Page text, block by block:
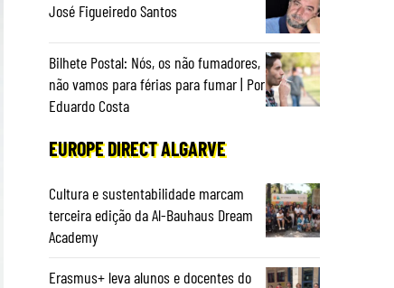
José Figueiredo Santos
Bilhete Postal: Nós, os não fumadores,
não vamos para férias para fumar | Por
Eduardo Costa
EUROPE DIRECT ALGARVE
Cultura e sustentabilidade marcam
terceira edição da Al-Bauhaus Dream
Academy
Erasmus+ leva alunos e docentes do